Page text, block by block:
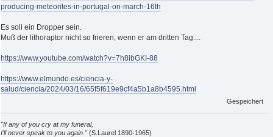
producing-meteorites-in-portugal-on-march-16th
Es soll ein Dropper sein.
Muß der lithoraptor nicht so frieren, wenn er am dritten Tag....
https://www.youtube.com/watch?v=7h8ibGKI-88
https://www.elmundo.es/ciencia-y-
salud/ciencia/2024/03/16/65f5f619e9cf4a5b1a8b4595.html
Gespeichert
"If any of you cry at my funeral,
I'll never speak to you again."(S.Laurel 1890-1965)